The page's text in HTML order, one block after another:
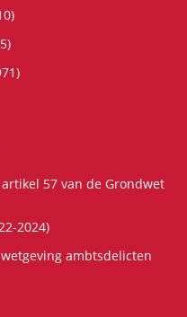
57 van de Grondwet
2024)
ambtsdelicten